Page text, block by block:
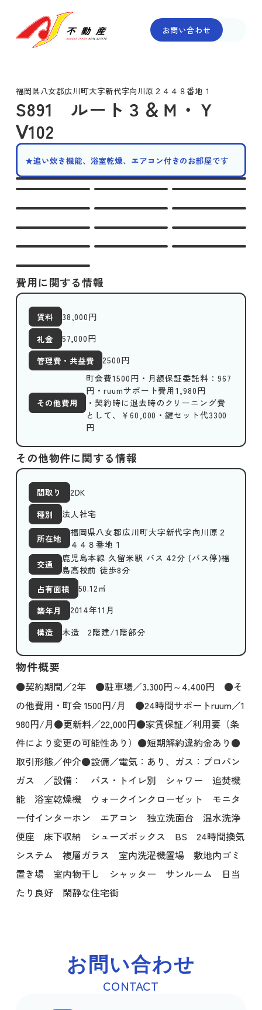
お問い合わせ
福岡県八女郡広川町大字新代字向川原２４４８番地１
S891 ルート３＆Ｍ・Ｙ
Ⅴ102
★追い炊き機能、浴室乾燥、エアコン付きのお部屋です
費用に関する情報
賃料 38,000円
礼金
57,000円
管理費・共益費
2500円
その他費用
町会費1500円・月額保証委託料：967
円・ruumサポート費用1,980円
・契約時に退去時のクリーニング費
として、￥60,000・鍵セット代3300
円
その他物件に関する情報
間取り
2DK
種別
法人社宅
所在地
福岡県八女郡広川町大字新代字向川原２
４４８番地１
交通
鹿児島本線 久留米駅 バス 42分 (バス停)福
島高校前 徒歩8分
占有面積
50.12 ㎡
築年月
2014年11月
構造
木造 2階建/1階部分
物件概要
●契約期間／2年 ●駐車場／3.300円～4.400円 ●そ
の他費用・町会 1500円/月 ●24時間サポートruum／1
980円/月●更新料／22,000円●家賃保証／利用要（条
件により変更の可能性あり）●短期解約違約金あり●
取引形態／仲介●設備／電気：あり、ガス：プロパン
ガス ／設備： バス・トイレ別 シャワー 追焚機
能 浴室乾燥機 ウォークインクローゼット モニタ
ー付インターホン エアコン 独立洗面台 温水洗浄
便座 床下収納 シューズボックス BS 24時間換気
システム 複層ガラス 室内洗濯機置場 敷地内ゴミ
置き場 室内物干し シャッター サンルーム 日当
たり良好 閑静な住宅街
お問い合わせ
CONTACT